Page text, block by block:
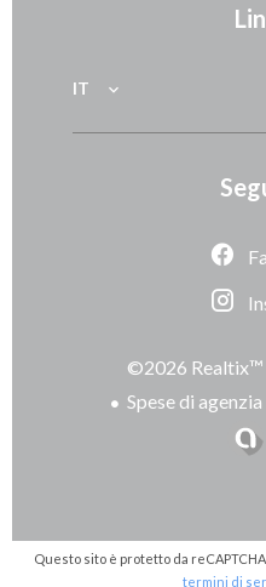
IT
©2026 Realtix™
Spese di agenzia
Questo sito è protetto da
termini di